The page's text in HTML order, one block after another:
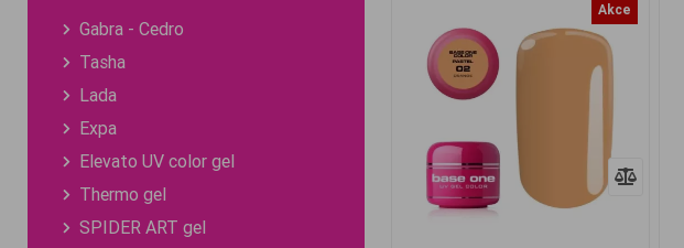
Gabra - Cedro
Tasha
Lada
Expa
Elevato UV color gel
Thermo gel
SPIDER ART gel
Akce